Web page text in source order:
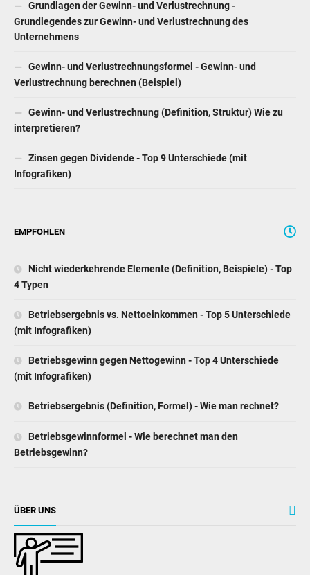
Grundlagen der Gewinn- und Verlustrechnung -
Grundlegendes zur Gewinn- und Verlustrechnung des
Unternehmens
Gewinn- und Verlustrechnungsformel - Gewinn- und
Verlustrechnung berechnen (Beispiel)
Gewinn- und Verlustrechnung (Definition, Struktur) Wie zu
interpretieren?
Zinsen gegen Dividende - Top 9 Unterschiede (mit
Infografiken)
EMPFOHLEN
Nicht wiederkehrende Elemente (Definition, Beispiele) - Top
4 Typen
Betriebsergebnis vs. Nettoeinkommen - Top 5 Unterschiede
(mit Infografiken)
Betriebsgewinn gegen Nettogewinn - Top 4 Unterschiede
(mit Infografiken)
Betriebsergebnis (Definition, Formel) - Wie man rechnet?
Betriebsgewinnformel - Wie berechnet man den
Betriebsgewinn?
ÜBER UNS